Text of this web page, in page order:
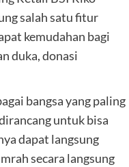
salah satu fitur
kemudahan bagi
duka, donasi
bangsa yang paling
untuk bisa
dapat langsung
secara langsung